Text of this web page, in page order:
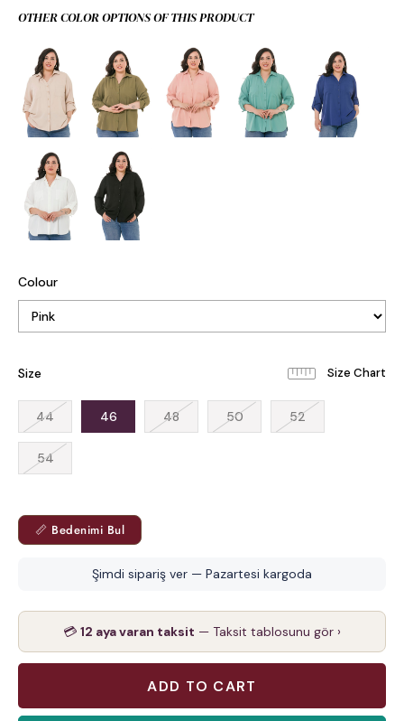
OTHER COLOR OPTIONS OF THIS PRODUCT
Colour
Size
44 46 48 50 52
54
📏 Bedenimi Bul
Şimdi sipariş ver — Pazartesi kargoda
💳 12 aya varan taksit — Taksit tablosunu gör ›